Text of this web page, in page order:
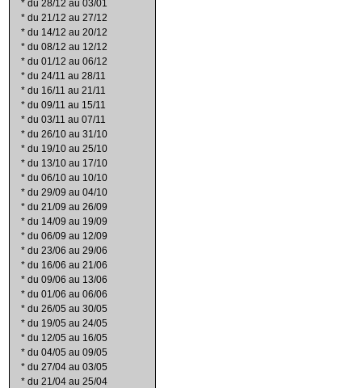
* du 28/12 au 03/01
* du 21/12 au 27/12
* du 14/12 au 20/12
* du 08/12 au 12/12
* du 01/12 au 06/12
* du 24/11 au 28/11
* du 16/11 au 21/11
* du 09/11 au 15/11
* du 03/11 au 07/11
* du 26/10 au 31/10
* du 19/10 au 25/10
* du 13/10 au 17/10
* du 06/10 au 10/10
* du 29/09 au 04/10
* du 21/09 au 26/09
* du 14/09 au 19/09
* du 06/09 au 12/09
* du 23/06 au 29/06
* du 16/06 au 21/06
* du 09/06 au 13/06
* du 01/06 au 06/06
* du 26/05 au 30/05
* du 19/05 au 24/05
* du 12/05 au 16/05
* du 04/05 au 09/05
* du 27/04 au 03/05
* du 21/04 au 25/04